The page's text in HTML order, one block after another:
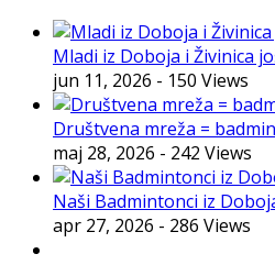
Mladi iz Doboja i Živinica
jun 11, 2026 - 150 Views
Društvena mreža =
maj 28, 2026 - 242 Views
Naši Badmintonci iz
apr 27, 2026 - 286 Views